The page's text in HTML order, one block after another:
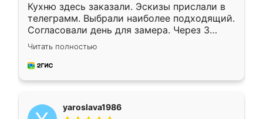
Кухню здесь заказали. Эскизы прислали в
телеграмм. Выбрали наиболее подходящий.
Согласовали день для замера. Через 3
недели кухня была уже готова. Остались
довольны работой. Спасибо Ренессанс
мебель за качественную работу!
Читать полностью
yaroslava1986